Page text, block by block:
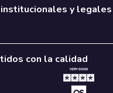
y legales
con la calidad